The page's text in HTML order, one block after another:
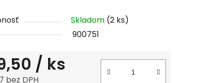
Skladom (2 ks)
900751
/ ks
bez DPH